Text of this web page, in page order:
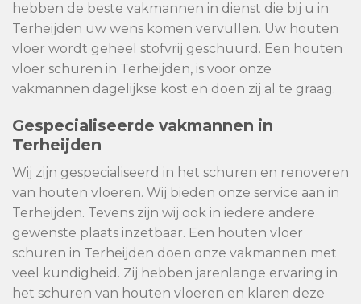
hebben de beste vakmannen in dienst die bij u in
Terheijden uw wens komen vervullen. Uw houten
vloer wordt geheel stofvrij geschuurd. Een houten
vloer schuren in Terheijden, is voor onze
vakmannen dagelijkse kost en doen zij al te graag.
Gespecialiseerde vakmannen in
Terheijden
Wij zijn gespecialiseerd in het schuren en renoveren
van houten vloeren. Wij bieden onze service aan in
Terheijden. Tevens zijn wij ook in iedere andere
gewenste plaats inzetbaar. Een houten vloer
schuren in Terheijden doen onze vakmannen met
veel kundigheid. Zij hebben jarenlange ervaring in
het schuren van houten vloeren en klaren deze